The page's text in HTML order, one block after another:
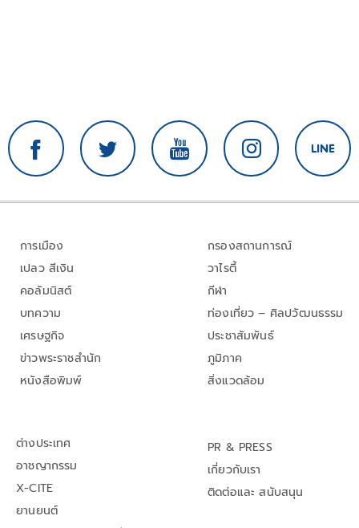
การเมือง
เปลว สีเงิน
คอลัมนิสต์
บทความ
เศรษฐกิจ
ข่าวพระราชสำนัก
หนังสือพิมพ์
กรองสถานการณ์
วาไรตี้
กีฬา
ท่องเที่ยว – ศิลปวัฒนธรรม
ประชาสัมพันธ์
ภูมิภาค
สิ่งแวดล้อม
ต่างประเทศ
อาชญากรรม
X-CITE
ยานยนต์
PR & PRESS
เกี่ยวกับเรา
ติดต่อและ สนับสนุน